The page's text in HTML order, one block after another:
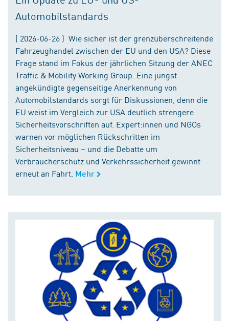
Automobilstandards
( 2026-06-26 ) Wie sicher ist der grenzüberschreitende
Fahrzeughandel zwischen der EU und den USA? Diese
Frage stand im Fokus der jährlichen Sitzung der ANEC
Traffic & Mobility Working Group. Eine jüngst
angekündigte gegenseitige Anerkennung von
Automobilstandards sorgt für Diskussionen, denn die
EU weist im Vergleich zur USA deutlich strengere
Sicherheitsvorschriften auf. Expert:innen und NGOs
warnen vor möglichen Rückschritten im
Sicherheitsniveau – und die Debatte um
Verbraucherschutz und Verkehrssicherheit gewinnt
erneut an Fahrt. Mehr